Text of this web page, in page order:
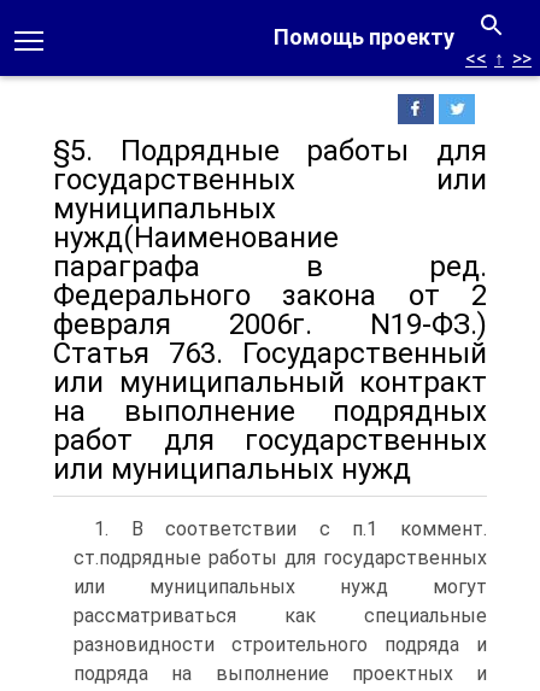
Помощь проекту
<< ↑ >>
§5. Подрядные работы для
государственных или
муниципальных
нужд(Наименование
параграфа в ред.
Федерального закона от 2
февраля 2006г. N19-ФЗ.)
Статья 763. Государственный
или муниципальный контракт
на выполнение подрядных
работ для государственных
или муниципальных нужд
1. В соответствии с п.1 коммент.
ст.подрядные работы для государственных
или муниципальных нужд могут
рассматриваться как специальные
разновидности строительного подряда и
подряда на выполнение проектных и